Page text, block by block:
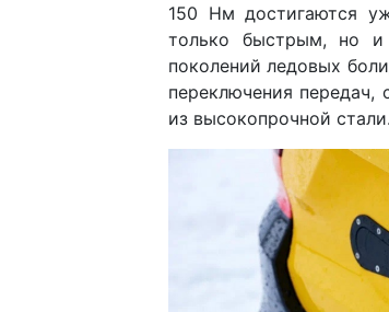
150 Нм достигаются
только быстрым, но и
поколений ледовых
переключения
из высокопрочной стали.